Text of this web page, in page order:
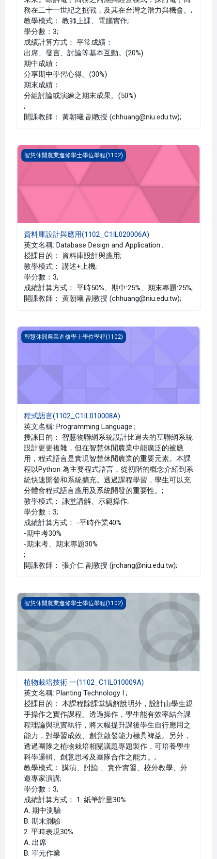
務在二十一世紀之挑戰，及其在台灣之潛力與機會。;
教學模式： 教師上課、電腦實作;
學分數：3;
成績計算方式： 平常成績：
出席、發言、討論等基本互動。(20%)
期中成績：
分享期中學習心得。(30%)
期末成績：
分組討論或演練之期末成果。(50%)
;
開課教師： 黃朝曦 副教授 (chhuang@niu.edu.tw);
資料庫設計與應用(1102_C1IL020006A)
智慧休閒農業進修學士學位學程(1102)
資料庫設計與應用(1102_C1IL020006A)
英文名稱: Database Design and Application ;
授課目的： 資料庫設計與應用;
教學模式： 講述+上機;
學分數：3;
成績計算方式： 平時50%、期中:25%、期末專題:25%;
開課教師： 黃朝曦 副教授 (chhuang@niu.edu.tw);
程式語言(1102_C1IL010008A)
智慧休閒農業進修學士學位學程(1102)
程式語言(1102_C1IL010008A)
英文名稱: Programming Language ;
授課目的： 智慧物聯網系統設計比過去的互聯網系統
設計更更複雜，但在智慧休閒農業中能廣泛的被應
用，程式語言是實現智慧休閒農業的重要元素。本課
程以Python 為主要程式語言，從初階的概念介紹到系
統快速開發和系統擴充。透過課程學習，學生可以充
分體會程式語言應用及系統開發的重要性。;
教學模式： 課堂講解、示範操作;
學分數：3;
成績計算方式： -平時作業40%
-期中考30%
-期末考、期末專題30%
;
開課教師： 張介仁 副教授 (jrchang@niu.edu.tw);
植物栽培技術 一(1102_C1IL010009A)
智慧休閒農業進修學士學位學程(1102)
植物栽培技術 一(1102_C1IL010009A)
英文名稱: Planting Technology I ;
授課目的： 本課程除課堂講解說明外，設計由學生親
手操作之實作課程。透過操作，學生能有效率結合課
程理論與現實執行，將大幅提升課後學生自行應用之
能力，對學習成效、創意啟發能力極具裨益。另外，
透過團隊之植物栽培相關議題專題製作，可培養學生
科學邏輯、創意思考及團隊合作之能力。;
教學模式： 講演、討論 、實作實習、校外教學、外
邀專家演講;
學分數：3;
成績計算方式： 1. 紙筆評量30%
A. 期中測驗
B. 期末測驗
2. 平時表現30%
A. 出席
B. 單元作業